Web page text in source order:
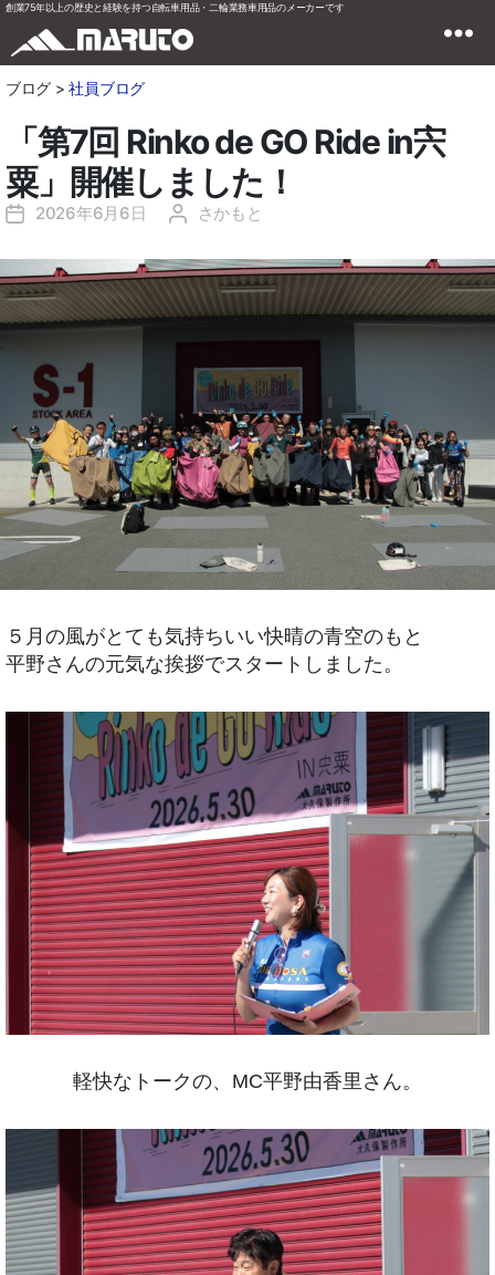
創業75年以上の歴史と経験を持つ自転車用品・二輪業務車用品のメーカーです
ブログ >社員ブログ
「第7回 Rinko de GO Ride in宍
粟」開催しました！
投
日
2026年6月6日
投
者
さかもと
５月の風がとても気持ちいい快晴の青空のもと
平野さんの元気な挨拶でスタートしました。
軽快なトークの、MC平野由香里さん。